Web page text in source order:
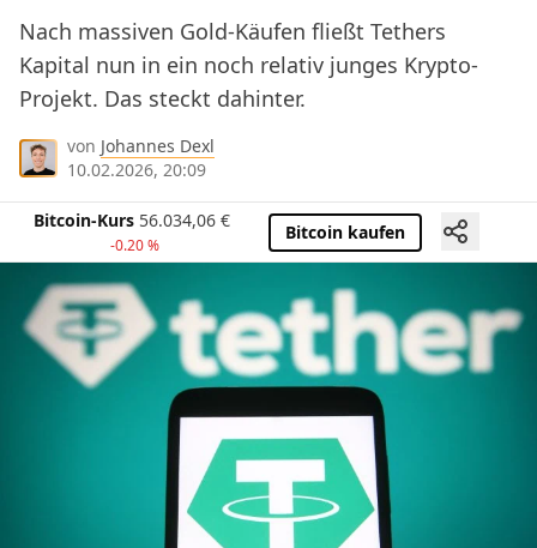
Nach massiven Gold-Käufen fließt Tethers
Kapital nun in ein noch relativ junges Krypto-
Projekt. Das steckt dahinter.
von Johannes Dexl
10.02.2026, 20:09
Bitcoin-Kurs 56.034,06 €
-0.20 %
Bitcoin kaufen